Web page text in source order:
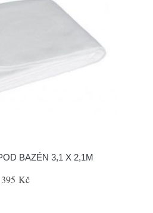
BAZÉN 3,1 X 2,1M
395 Kč